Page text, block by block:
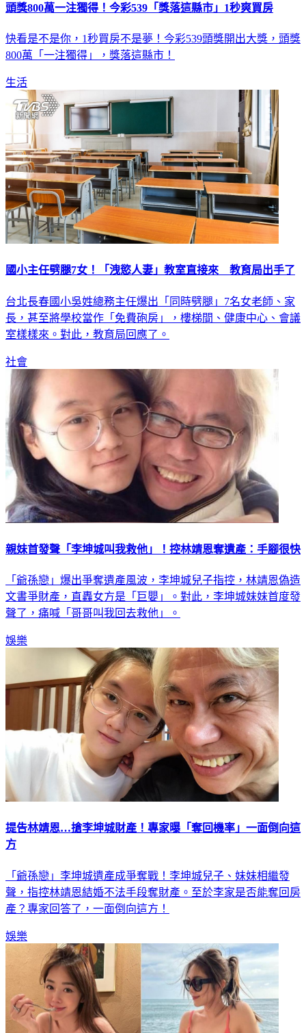
頭獎800萬一注獨得！今彩539「獎落這縣市」1秒爽買房
快看是不是你，1秒買房不是夢！今彩539頭獎開出大獎，頭獎
800萬「一注獨得」，獎落這縣市！
生活
國小主任劈腿7女！「洩慾人妻」教室直接來 教育局出手了
台北長春國小吳姓總務主任爆出「同時劈腿」7名女老師、家
長，甚至將學校當作「免費砲房」，樓梯間、健康中心、會議
室樣樣來。對此，教育局回應了。
社會
親妹首發聲「李坤城叫我救他」！控林靖恩奪遺產：手腳很快
「爺孫戀」爆出爭奪遺產風波，李坤城兒子指控，林靖恩偽造
文書爭財產，直轟女方是「巨嬰」。對此，李坤城妹妹首度發
聲了，痛喊「哥哥叫我回去救他」。
娛樂
提告林靖恩…搶李坤城財產！專家曝「奪回機率」一面倒向這
方
「爺孫戀」李坤城遺產成爭奪戰！李坤城兒子、妹妹相繼發
聲，指控林靖恩結婚不法手段奪財產。至於李家是否能奪回房
產？專家回答了，一面倒向這方！
娛樂